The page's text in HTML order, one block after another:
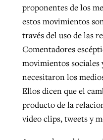
proponentes de los
estos movimientos
través del uso de las
Comentadores
movimientos sociales
necesitaron los
Ellos dicen que el
producto de la
video clips, tweets y